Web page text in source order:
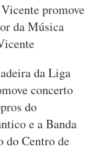
promove
da Música
da Liga
concerto
do
e a Banda
Centro de